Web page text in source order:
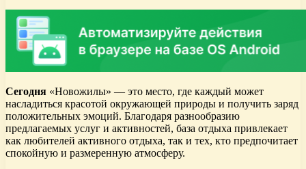
Сегодня «Новожилы» — это место, где каждый может
насладиться красотой окружающей природы и получить заряд
положительных эмоций. Благодаря разнообразию
предлагаемых услуг и активностей, база отдыха привлекает
как любителей активного отдыха, так и тех, кто предпочитает
спокойную и размеренную атмосферу.